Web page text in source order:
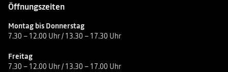
Öffnungszeiten
Montag bis Donnerstag
7.30 – 12.00 Uhr / 13.30 – 17.30 Uhr
Freitag
7.30 – 12.00 Uhr / 13.30 – 17.00 Uhr